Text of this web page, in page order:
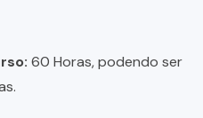
60 Horas, podendo ser